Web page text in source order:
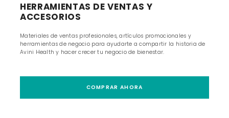
HERRAMIENTAS DE VENTAS Y
ACCESORIOS
Materiales de ventas profesionales, artículos promocionales y
herramientas de negocio para ayudarte a compartir la historia de
Avini Health y hacer crecer tu negocio de bienestar.
COMPRAR AHORA